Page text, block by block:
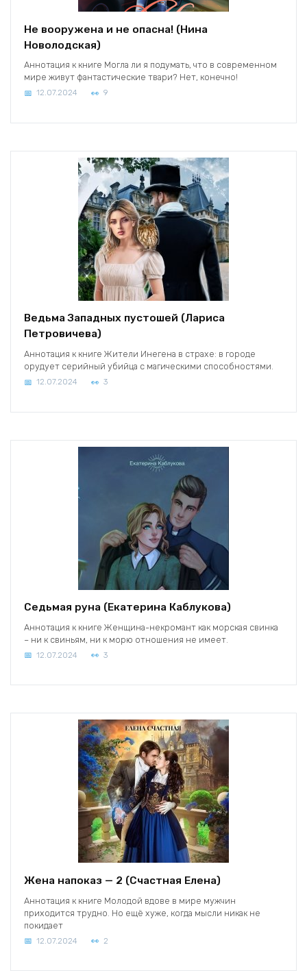
Не вооружена и не опасна! (Нина
Новолодская)
Аннотация к книге Могла ли я подумать, что в современном
мире живут фантастические твари? Нет, конечно!
12.07.2024 9
Ведьма Западных пустошей (Лариса
Петровичева)
Аннотация к книге Жители Инегена в страхе: в городе
орудует серийный убийца с магическими способностями.
12.07.2024 3
Седьмая руна (Екатерина Каблукова)
Аннотация к книге Женщина-некромант как морская свинка
– ни к свиньям, ни к морю отношения не имеет.
12.07.2024 3
Жена напоказ — 2 (Счастная Елена)
Аннотация к книге Молодой вдове в мире мужчин
приходится трудно. Но ещё хуже, когда мысли никак не
покидает
12.07.2024 2